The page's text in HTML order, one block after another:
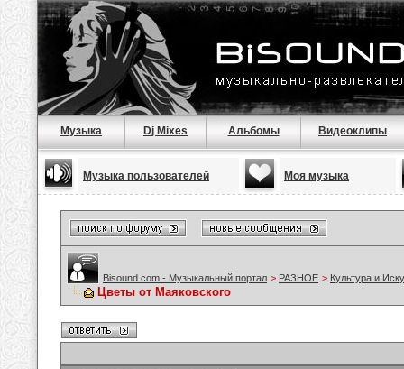
Музыка Dj Mixes Альбомы Видеоклипы
Музыка пользователей Моя музыка
Bisound.com - Музыкальный портал > РАЗНОЕ > Культура и
Цветы от Маяковского